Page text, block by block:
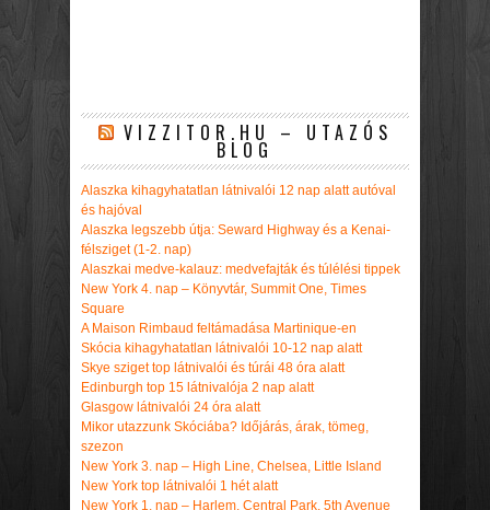
VIZZITOR.HU – UTAZÓS
BLOG
Alaszka kihagyhatatlan látnivalói 12 nap alatt autóval
és hajóval
Alaszka legszebb útja: Seward Highway és a Kenai-
félsziget (1-2. nap)
Alaszkai medve-kalauz: medvefajták és túlélési tippek
New York 4. nap – Könyvtár, Summit One, Times
Square
A Maison Rimbaud feltámadása Martinique-en
Skócia kihagyhatatlan látnivalói 10-12 nap alatt
Skye sziget top látnivalói és túrái 48 óra alatt
Edinburgh top 15 látnivalója 2 nap alatt
Glasgow látnivalói 24 óra alatt
Mikor utazzunk Skóciába? Időjárás, árak, tömeg,
szezon
New York 3. nap – High Line, Chelsea, Little Island
New York top látnivalói 1 hét alatt
New York 1. nap – Harlem, Central Park, 5th Avenue